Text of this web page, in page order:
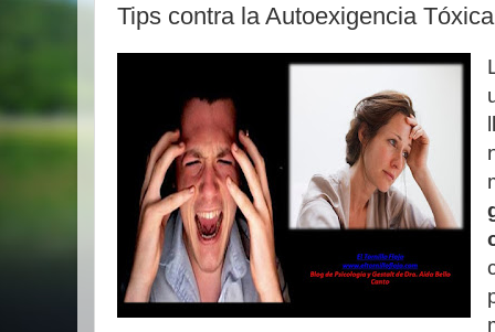
Tips contra la Autoexigencia Tóxica